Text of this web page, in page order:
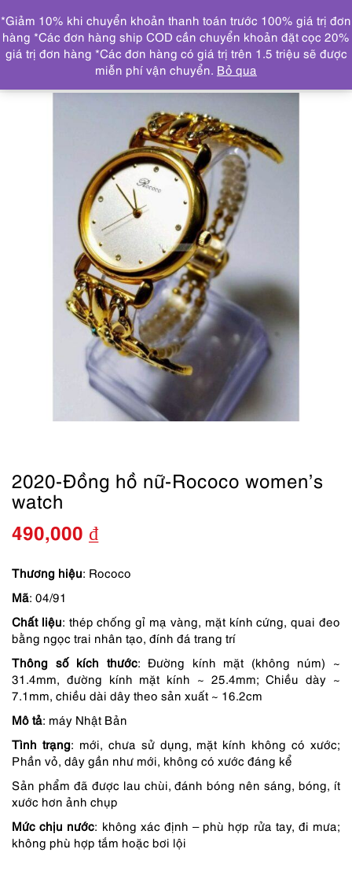
DANH MỤC
Trang chủ ĐỒNG HỒ
2020-Đồng hồ nữ-Rococo
women’s watch
2020-Đồng hồ nữ-Rococo women’s
watch
490,000 ₫
Thương hiệu: Rococo
Mã: 04/91
Chất liệu: thép chống gỉ mạ vàng, mặt kính cứng, quai đeo
bằng ngọc trai nhân tạo, đính đá trang trí
Thông số kích thước: Đường kính mặt (không núm) ~
31.4mm, đường kính mặt kính ~ 25.4mm; Chiều dày ~
7.1mm, chiều dài dây theo sản xuất ~ 16.2cm
Mô tả: máy Nhật Bản
Tình trạng: mới, chưa sử dụng, mặt kính không có xước;
Phần vỏ, dây gần như mới, không có xước đáng kể
Sản phẩm đã được lau chùi, đánh bóng nên sáng, bóng, ít
xước hơn ảnh chụp
Mức chịu nước: không xác định – phù hợp rửa tay, đi mưa;
không phù hợp tắm hoặc bơi lội
*Giảm 10% khi chuyển khoản thanh toán trước 100% giá trị đơn
hàng *Các đơn hàng ship COD cần chuyển khoản đặt cọc 20%
giá trị đơn hàng *Các đơn hàng có giá trị trên 1.5 triệu sẽ được
miễn phí vận chuyển. Bỏ qua